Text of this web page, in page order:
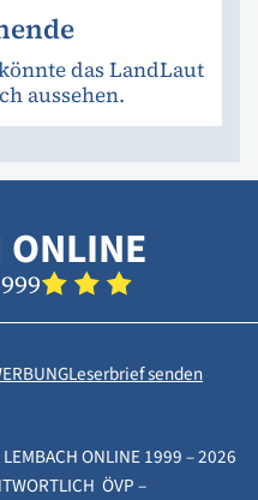
das LandLaut
aussehen.
ONLINE
Leserbrief senden
ONLINE 1999 – 2026
ÖVP –